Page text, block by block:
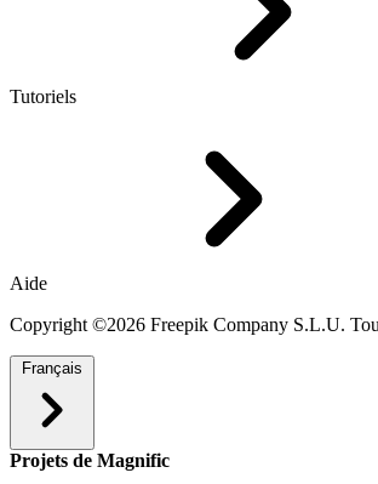
Tutoriels
Aide
Copyright ©2026 Freepik Company S.L.U.
Français
Projets de Magnific